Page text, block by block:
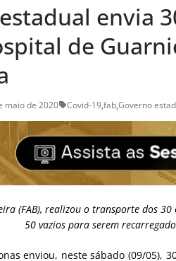
envia
de
maio de 2020 Covid-19,fab,Governo
(FAB), realizou o transporte dos
50 vazios para serem
enviou, neste sábado (09/05),